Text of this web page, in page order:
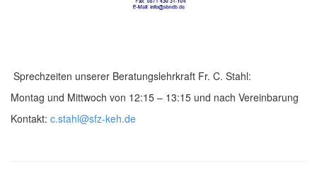
Sprechzeiten unserer Beratungslehrkraft Fr. C. Stahl:
Montag und Mittwoch von 12:15 – 13:15 und nach Vereinbarung
Kontakt: c.stahl@sfz-keh.de